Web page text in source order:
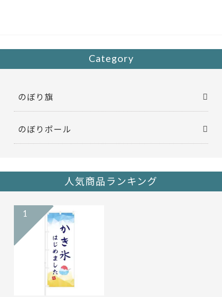
k Category
のぼり旗
のぼりポール
人気商品ランキング
1